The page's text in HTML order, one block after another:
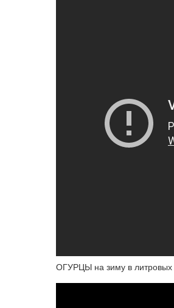
ОГУРЦЫ на зиму в литровых